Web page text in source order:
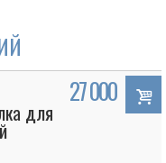
для
27 000